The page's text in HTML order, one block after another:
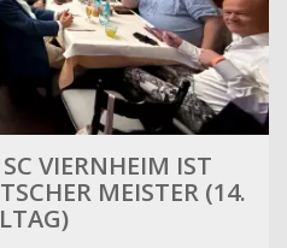
SC VIERNHEIM IST
MEISTER (14.